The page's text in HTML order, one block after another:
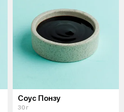
Соус Понзу
30 г